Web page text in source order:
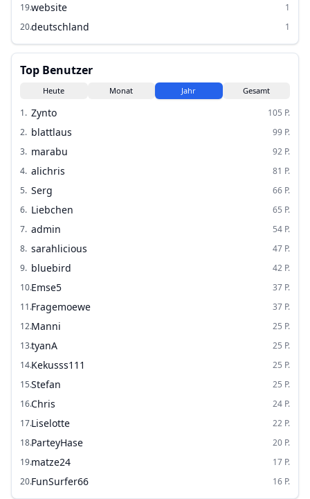
19.website
1
20.deutschland 1
Top Benutzer
Heute Monat Jahr Gesamt
1. Zynto 105 P.
2. blattlaus 99 P.
3. marabu 92 P.
4. alichris 81 P.
5. Serg 66 P.
6. Liebchen 65 P.
7. admin 54 P.
8. sarahlicious 47 P.
9. bluebird 42 P.
10.Emse5 37 P.
11.Fragemoewe 37 P.
12.Manni 25 P.
13.tyanA 25 P.
14.Kekusss111 25 P.
15.Stefan 25 P.
16.Chris 24 P.
17.Liselotte 22 P.
18.ParteyHase 20 P.
19.matze24 17 P.
20.FunSurfer66 16 P.